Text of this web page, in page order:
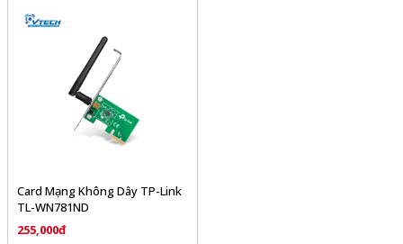
Card Mạng Không Dây TP-Link
TL-WN781ND
255,000đ